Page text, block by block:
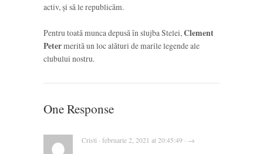
activ, și să le republicăm.
Pentru toată munca depusă în slujba Stelei,Clement
Petermerită un loc alături de marile legende ale
clubului nostru.
One Response
Cristi · februarie 2, 2021 at 20:45:49 · →